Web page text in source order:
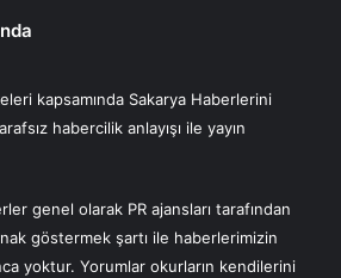
kapsamında Sakarya Haberlerini
habercilik anlayışı ile yayın
genel olarak PR ajansları tarafından
göstermek şartı ile haberlerimizin
yoktur. Yorumlar okurların kendilerini